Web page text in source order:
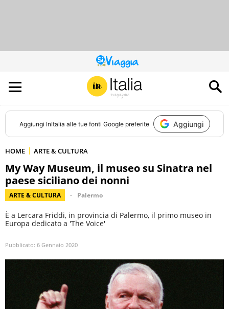
QUESTO
SITO
CONTRIBUISCE
ALL’AUDIENCE
DI
Aggiungi InItalia alle tue fonti Google preferite Aggiungi
HOME ARTE & CULTURA
My Way Museum, il museo su Sinatra nel
paese siciliano dei nonni
ARTE & CULTURA Palermo
È a Lercara Friddi, in provincia di Palermo, il primo museo in
Europa dedicato a 'The Voice'
Pubblicato: 6 Gennaio 2020